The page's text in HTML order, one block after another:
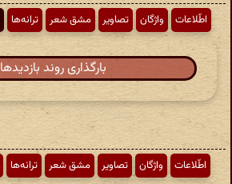
اطّلاعات واژگان تصاویر مشق شعر ترانه‌ها
بارگذاری روند بازدیدها
اطّلاعات واژگان تصاویر مشق شعر ترانه‌ها